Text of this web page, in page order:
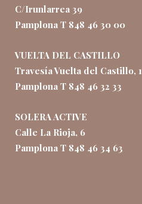
C/Irunlarrea 39
Pamplona T 848 46 30 00
VUELTA DEL CASTILLO
Travesía Vuelta del Castillo, 1
Pamplona T 848 46 32 33
SOLERA ACTIVE
Calle La Rioja, 6
Pamplona T 848 46 34 63